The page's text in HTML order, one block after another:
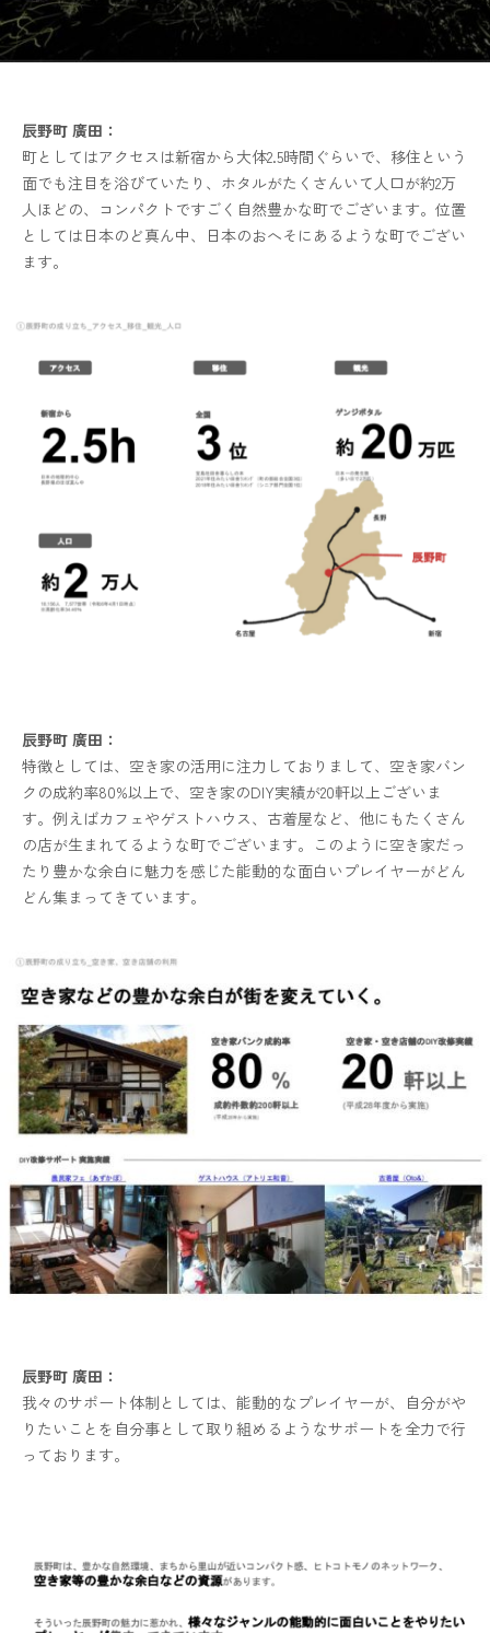
辰野町 廣田：
町としてはアクセスは新宿から大体2.5時間ぐらいで、移住という
面でも注目を浴びていたり、ホタルがたくさんいて人口が約2万
人ほどの、コンパクトですごく自然豊かな町でございます。位置
としては日本のど真ん中、日本のおへそにあるような町でござい
ます。
辰野町 廣田：
特徴としては、空き家の活用に注力しておりまして、空き家バン
クの成約率80%以上で、空き家のDIY実績が20軒以上ございま
す。例えばカフェやゲストハウス、古着屋など、他にもたくさん
の店が生まれてるような町でございます。このように空き家だっ
たり豊かな余白に魅力を感じた能動的な面白いプレイヤーがどん
どん集まってきています。
辰野町 廣田：
我々のサポート体制としては、能動的なプレイヤーが、自分がや
りたいことを自分事として取り組めるようなサポートを全力で行
っております。